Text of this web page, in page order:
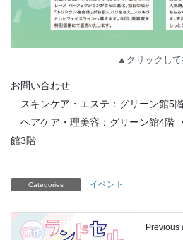
▲クリックして
お問い合わせ
スキンケア・エステ：グリーン館5
ヘアケア・理美容：グリーン館4階
館3階
Categories イベント
Previous